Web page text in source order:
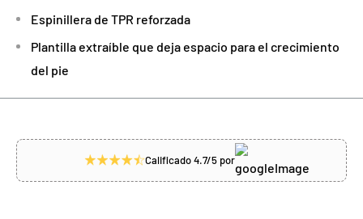
Espinillera de TPR reforzada
Plantilla extraíble que deja espacio para el crecimiento
del pie
Calificado 4.7/5 por